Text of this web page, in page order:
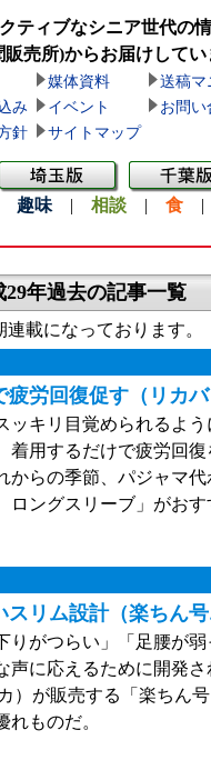
ティブなシニア世代の
販売所)からお届けしてい
媒体資料
送稿マ
み
イベント
お問い
針
サイトマップ
趣味 | 相談 | 食
年過去の記事一覧
載になっております。
疲労回復促す（リカ
ッキリ目覚められるよ
着用するだけで疲労回
からの季節、パジャマ
ングスリーブ」がおす
スリム設計（楽ちん
がつらい」「足腰が
に応えるために開発
）が販売する「楽ちん
れものだ。